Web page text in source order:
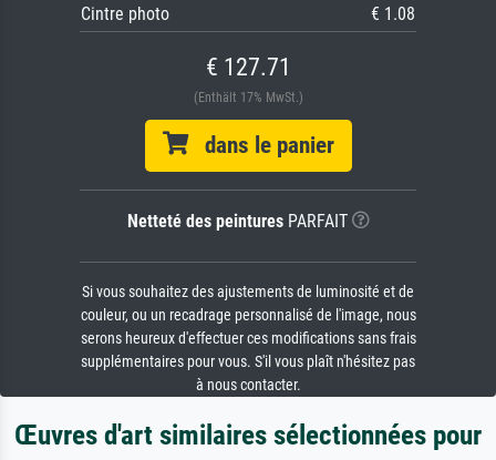
Cintre photo
€ 1.08
€ 127.71
(Enthält 17% MwSt.)
dans le panier
Netteté des peinturesPARFAIT
Si vous souhaitez des ajustements de luminosité et de
couleur, ou un recadrage personnalisé de l'image, nous
serons heureux d'effectuer ces modifications sans frais
supplémentaires pour vous. S'il vous plaît n'hésitez pas
à nous contacter.
Œuvres d'art similaires sélectionnées pour